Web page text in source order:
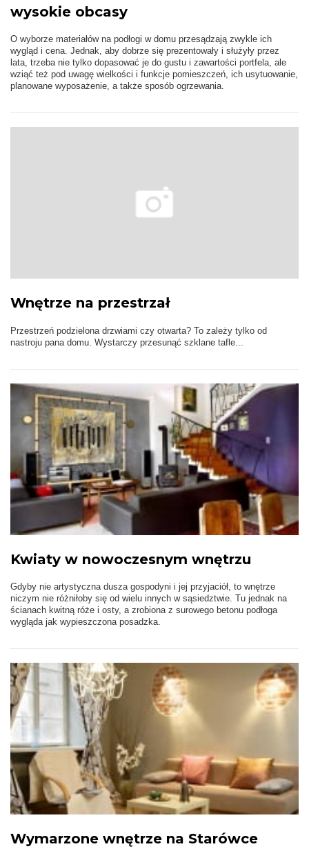
wysokie obcasy
O wyborze materiałów na podłogi w domu przesądzają zwykle ich
wygląd i cena. Jednak, aby dobrze się prezentowały i służyły przez
lata, trzeba nie tylko dopasować je do gustu i zawartości portfela, ale
wziąć też pod uwagę wielkości i funkcje pomieszczeń, ich usytuowanie,
planowane wyposażenie, a także sposób ogrzewania.
Wnętrze na przestrzał
Przestrzeń podzielona drzwiami czy otwarta? To zależy tylko od
nastroju pana domu. Wystarczy przesunąć szklane tafle...
Kwiaty w nowoczesnym wnętrzu
Gdyby nie artystyczna dusza gospodyni i jej przyjaciół, to wnętrze
niczym nie różniłoby się od wielu innych w sąsiedztwie. Tu jednak na
ścianach kwitną róże i osty, a zrobiona z surowego betonu podłoga
wygląda jak wypieszczona posadzka.
Wymarzone wnętrze na Starówce